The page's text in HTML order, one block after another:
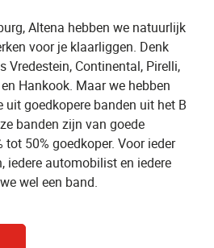
Altena hebben we natuurlijk
voor je klaarliggen. Denk
Vredestein, Continental, Pirelli,
Hankook. Maar we hebben
uit goedkopere banden uit het B
banden zijn van goede
50% goedkoper. Voor ieder
iedere automobilist en iedere
wel een band.